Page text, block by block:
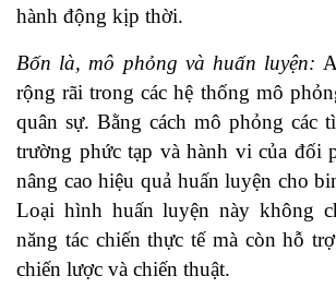
hành động kịp thời.
Bốn là, mô phỏng và huấn luyện:
rộng rãi trong các hệ thống mô
quân sự. Bằng cách mô phỏng các
trường phức tạp và hành vi của đối
nâng cao hiệu quả huấn luyện cho
Loại hình huấn luyện này không
năng tác chiến thực tế mà còn hỗ
chiến lược và chiến thuật.